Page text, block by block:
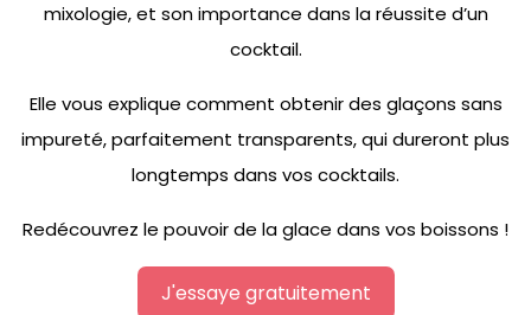
mixologie, et son importance dans la réussite d’un
cocktail.
Elle vous explique comment obtenir des glaçons sans
impureté, parfaitement transparents, qui dureront plus
longtemps dans vos cocktails.
Redécouvrez le pouvoir de la glace dans vos boissons !
J'essaye gratuitement